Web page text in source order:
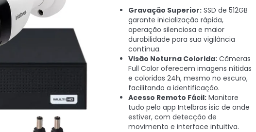
Gravação Superior: SSD de 512GB
garante inicialização rápida,
operação silenciosa e maior
durabilidade para sua vigilância
contínua.
Visão Noturna Colorida: Câmeras
Full Color oferecem imagens nítidas
e coloridas 24h, mesmo no escuro,
facilitando a identificação.
Acesso Remoto Fácil: Monitore
tudo pelo app Intelbras isic de onde
estiver, com detecção de
movimento e interface intuitiva.